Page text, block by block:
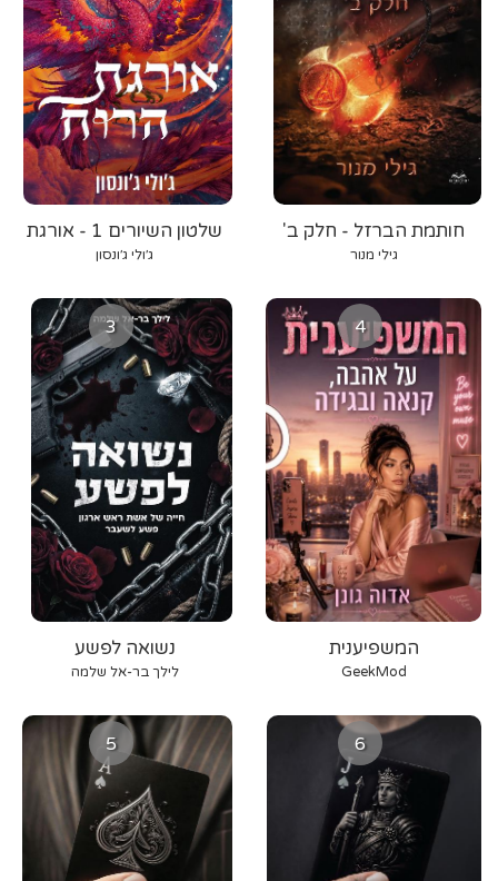
שלטון השיורים 1 - אורגת
הרוח
ג׳ולי ג׳ונסון
חותמת הברזל - חלק ב'
גילי מנור
3
נשואה לפשע
לילך בר-אל שלמה
4
המשפיענית
GeekMod
5 6